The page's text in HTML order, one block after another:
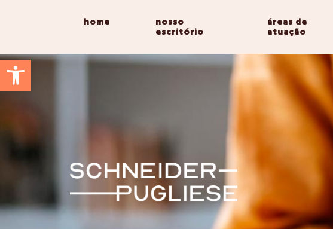
Abrir a barra de ferramentas
home
nosso
escritório
áreas de
atuação